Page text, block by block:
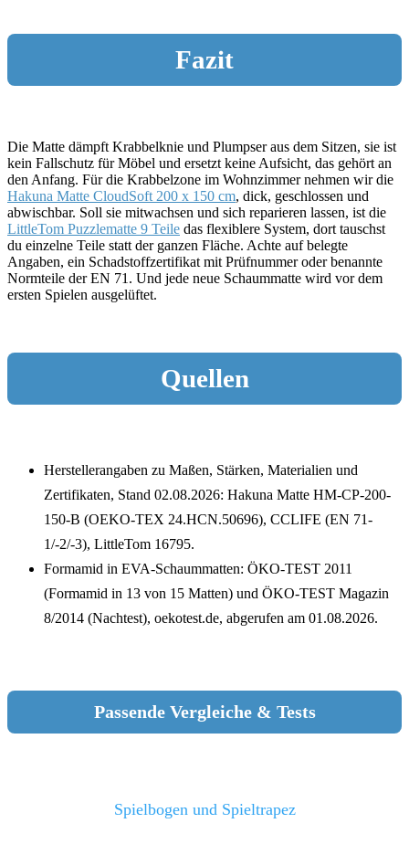
Fazit
Die Matte dämpft Krabbelknie und Plumpser aus dem Sitzen, sie ist
kein Fallschutz für Möbel und ersetzt keine Aufsicht, das gehört an
den Anfang. Für die Krabbelzone im Wohnzimmer nehmen wir die
Hakuna Matte CloudSoft 200 x 150 cm, dick, geschlossen und
abwischbar. Soll sie mitwachsen und sich reparieren lassen, ist die
LittleTom Puzzlematte 9 Teile das flexiblere System, dort tauschst
du einzelne Teile statt der ganzen Fläche. Achte auf belegte
Angaben, ein Schadstoffzertifikat mit Prüfnummer oder benannte
Normteile der EN 71. Und jede neue Schaummatte wird vor dem
ersten Spielen ausgelüftet.
Quellen
Herstellerangaben zu Maßen, Stärken, Materialien und
Zertifikaten, Stand 02.08.2026: Hakuna Matte HM-CP-200-
150-B (OEKO-TEX 24.HCN.50696), CCLIFE (EN 71-
1/-2/-3), LittleTom 16795.
Formamid in EVA-Schaummatten: ÖKO-TEST 2011
(Formamid in 13 von 15 Matten) und ÖKO-TEST Magazin
8/2014 (Nachtest), oekotest.de, abgerufen am 01.08.2026.
Passende Vergleiche & Tests
Spielbogen und Spieltrapez